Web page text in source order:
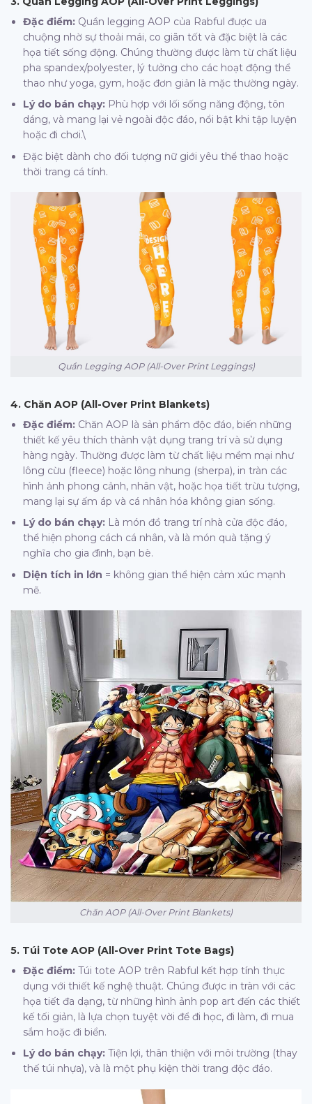
Đặc điểm: Quần legging AOP của Rabful được ưa
chuộng nhờ sự thoải mái, co giãn tốt và đặc biệt là các
họa tiết sống động. Chúng thường được làm từ chất liệu
pha spandex/polyester, lý tưởng cho các hoạt động thể
thao như yoga, gym, hoặc đơn giản là mặc thường ngày.
Lý do bán chạy: Phù hợp với lối sống năng động, tôn
dáng, và mang lại vẻ ngoài độc đáo, nổi bật khi tập luyện
hoặc đi chơi.\
Đặc biệt dành cho đối tượng nữ giới yêu thể thao hoặc
thời trang cá tính.
Quần Legging AOP (All-Over Print Leggings)
4. Chăn AOP (All-Over Print Blankets)
Đặc điểm: Chăn AOP là sản phẩm độc đáo, biến những
thiết kế yêu thích thành vật dụng trang trí và sử dụng
hàng ngày. Thường được làm từ chất liệu mềm mại như
lông cừu (fleece) hoặc lông nhung (sherpa), in tràn các
hình ảnh phong cảnh, nhân vật, hoặc họa tiết trừu tượng,
mang lại sự ấm áp và cá nhân hóa không gian sống.
Lý do bán chạy: Là món đồ trang trí nhà cửa độc đáo,
thể hiện phong cách cá nhân, và là món quà tặng ý
nghĩa cho gia đình, bạn bè.
Diện tích in lớn = không gian thể hiện cảm xúc mạnh
mẽ.
Chăn AOP (All-Over Print Blankets)
5. Túi Tote AOP (All-Over Print Tote Bags)
Đặc điểm: Túi tote AOP trên Rabful kết hợp tính thực
dụng với thiết kế nghệ thuật. Chúng được in tràn với các
họa tiết đa dạng, từ những hình ảnh pop art đến các thiết
kế tối giản, là lựa chọn tuyệt vời để đi học, đi làm, đi mua
sắm hoặc đi biển.
Lý do bán chạy: Tiện lợi, thân thiện với môi trường (thay
thế túi nhựa), và là một phụ kiện thời trang độc đáo.